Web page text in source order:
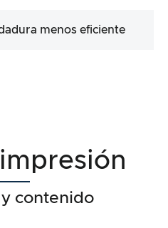
menos eficiente
contenido